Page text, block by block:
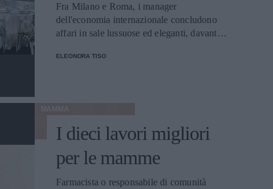
Fra Milano e Roma, i manager
dell'economia internazionale concludono
affari in sale lussuose ed eleganti, davanti a
andare.
ELEONORA TISO
I dieci lavori migliori
per le mamme
Farmacista o responsabile di comunità